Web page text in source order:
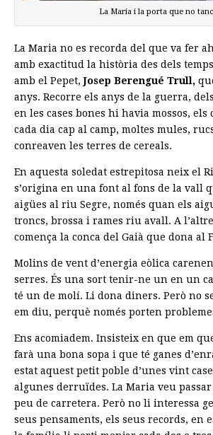
La Maria i la porta que no
La Maria no es recorda del que va fer
amb exactitud la història des dels
amb el Pepet,Josep Berengué Trull,
anys. Recorre els anys de la guerra,
en les cases bones hi havia mossos, els
cada dia cap al camp, moltes mules,
conreaven les terres de cereals.
En aquesta soledat estrepitosa neix el
s’origina en una font al fons de la vall
aigües al riu Segre, només quan els
troncs, brossa i rames riu avall. A
comença la conca del Gaià que dona al
Molins de vent d’energia eòlica
serres. És una sort tenir-ne un en un
té un de molí. Li dona diners. Però no
em diu, perquè només porten
Ens acomiadem. Insisteix en que em
farà una bona sopa i que té ganes
estat aquest petit poble d’unes vint
algunes derruïdes. La Maria veu
peu de carretera. Però no li interessa
seus pensaments, els seus records, en